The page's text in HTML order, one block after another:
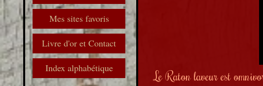
Mes sites favoris
Livre d'or et Contact
Index alphabétique
Le Raton laveur est